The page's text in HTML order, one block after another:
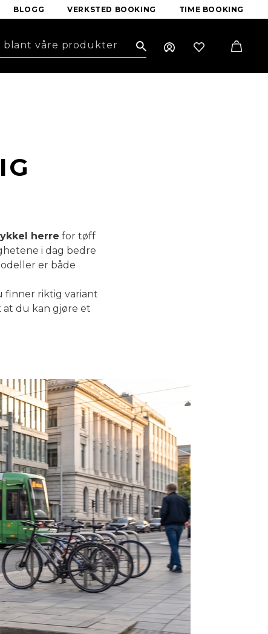
BLOGG VERKSTED BOOKING TIME BOOKING
Search
herre for tøff
i dag bedre
er både
finner riktig variant
at du kan gjøre et